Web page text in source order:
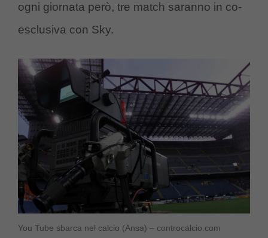
ogni giornata però, tre match saranno in co-
esclusiva con Sky.
You Tube sbarca nel calcio (Ansa) – controcalcio.com